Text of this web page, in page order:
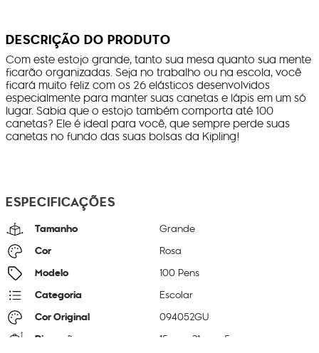
DESCRIÇÃO DO PRODUTO
Com este estojo grande, tanto sua mesa quanto sua mente
ficarão organizadas. Seja no trabalho ou na escola, você
ficará muito feliz com os 26 elásticos desenvolvidos
especialmente para manter suas canetas e lápis em um só
lugar. Sabia que o estojo também comporta até 100
canetas? Ele é ideal para você, que sempre perde suas
canetas no fundo das suas bolsas da Kipling!
ESPECIFICAÇÕES
Tamanho Grande
Cor Rosa
Modelo 100 Pens
Categoria Escolar
Cor Original 094052GU
Dimensões 15 21 5